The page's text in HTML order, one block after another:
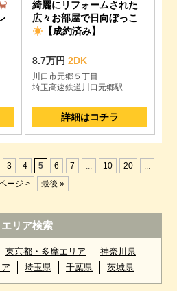
綺麗にリフォームされた
広々お部屋で日向ぼっこ
【成約済み】
8.7万円 2DK
川口市元郷５丁目
埼玉高速鉄道川口元郷駅
詳細はコチラ
3 4 5 6 7 ... 10 20
...
ージ >
最後 »
エリア検索
東京都・多摩エリア
神奈川県
埼玉県 千葉県 茨城県